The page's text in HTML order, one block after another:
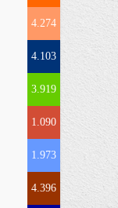
4.274
4.103
3.919
1.090
1.973
4.396